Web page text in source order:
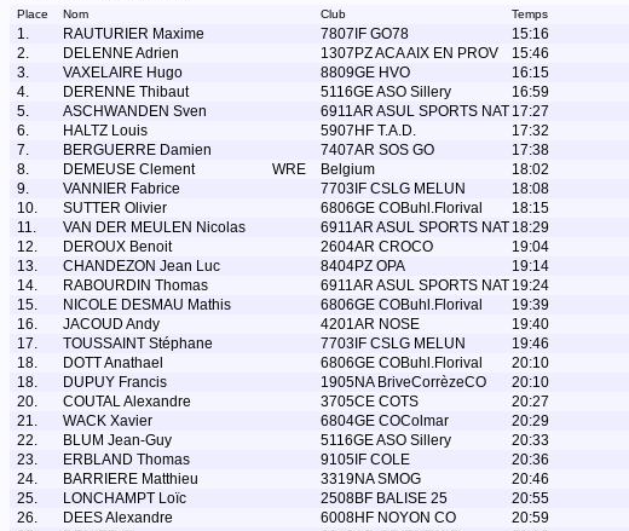
Place Nom Club Temps
1. RAUTURIER Maxime 7807IF GO78
15:16
2.
DELENNE Adrien 1307PZ ACA AIX EN PROV
15:46
3.
VAXELAIRE Hugo 8809GE HVO
16:15
4.
DERENNE Thibaut 5116GE ASO Sillery
16:59
5.
ASCHWANDEN Sven 6911AR ASUL SPORTS NAT 17:27
6.
HALTZ Louis 5907HF T.A.D.
17:32
7.
BERGUERRE Damien 7407AR SOS GO
17:38
8.
DEMEUSE Clement WRE Belgium
18:02
9.
VANNIER Fabrice 7703IF CSLG MELUN
18:08
10.
SUTTER Olivier 6806GE COBuhl.Florival
18:15
11.
VAN DER MEULEN Nicolas 6911AR ASUL SPORTS NAT 18:29
12.
DEROUX Benoit 2604AR CROCO
19:04
13.
CHANDEZON Jean Luc 8404PZ OPA
19:14
14.
RABOURDIN Thomas 6911AR ASUL SPORTS NAT 19:24
15.
NICOLE DESMAU Mathis 6806GE COBuhl.Florival
19:39
16.
JACOUD Andy 4201AR NOSE
19:40
17.
TOUSSAINT Stéphane 7703IF CSLG MELUN
19:46
18.
DOTT Anathael 6806GE COBuhl.Florival
20:10
18.
DUPUY Francis 1905NA BriveCorrèzeCO
20:10
20.
COUTAL Alexandre 3705CE COTS
20:27
21.
WACK Xavier 6804GE COColmar
20:29
22.
BLUM Jean-Guy 5116GE ASO Sillery
20:33
23.
ERBLAND Thomas 9105IF COLE
20:36
24.
BARRIERE Matthieu 3319NA SMOG
20:46
25.
LONCHAMPT Loïc 2508BF BALISE 25
20:55
26.
DEES Alexandre 6008HF NOYON CO
20:59